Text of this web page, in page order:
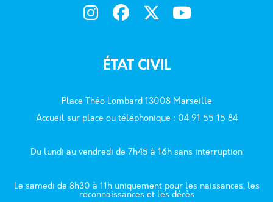
ÉTAT CIVIL
Place Théo Lombard 13008 Marseille
Accueil sur place ou téléphonique : 04 91 55 15 84
Du lundi au vendredi de 7h45 à 16h sans interruption
Le samedi de 8h30 à 11h uniquement pour les naissances, les
reconnaissances et les décès